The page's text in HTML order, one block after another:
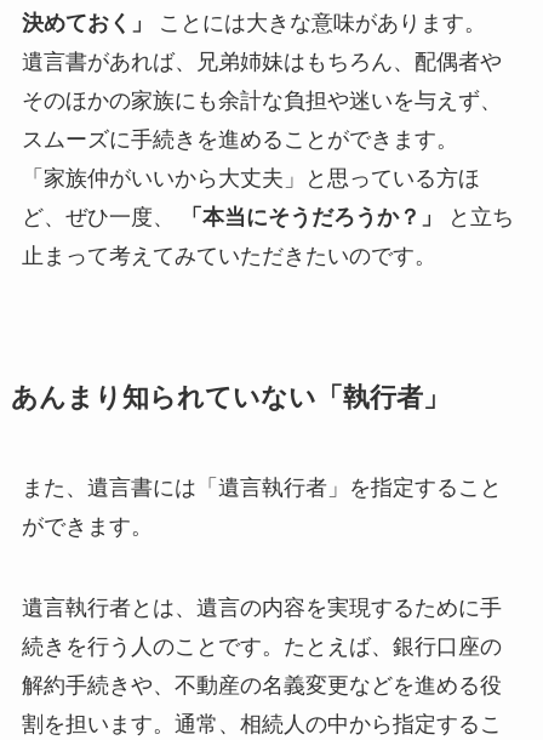
決めておく」
ことには大きな意味があります。
遺言書があれば、兄弟姉妹はもちろん、配偶者や
そのほかの家族にも余計な負担や迷いを与えず、
スムーズに手続きを進めることができます。
「家族仲がいいから大丈夫」と思っている方ほ
ど、ぜひ一度、
「本当にそうだろうか？」
と立ち
止まって考えてみていただきたいのです。
あんまり知られていない「執行者」
また、遺言書には「遺言執行者」を指定すること
ができます。
遺言執行者とは、遺言の内容を実現するために手
続きを行う人のことです。たとえば、銀行口座の
解約手続きや、不動産の名義変更などを進める役
割を担います。通常、相続人の中から指定するこ